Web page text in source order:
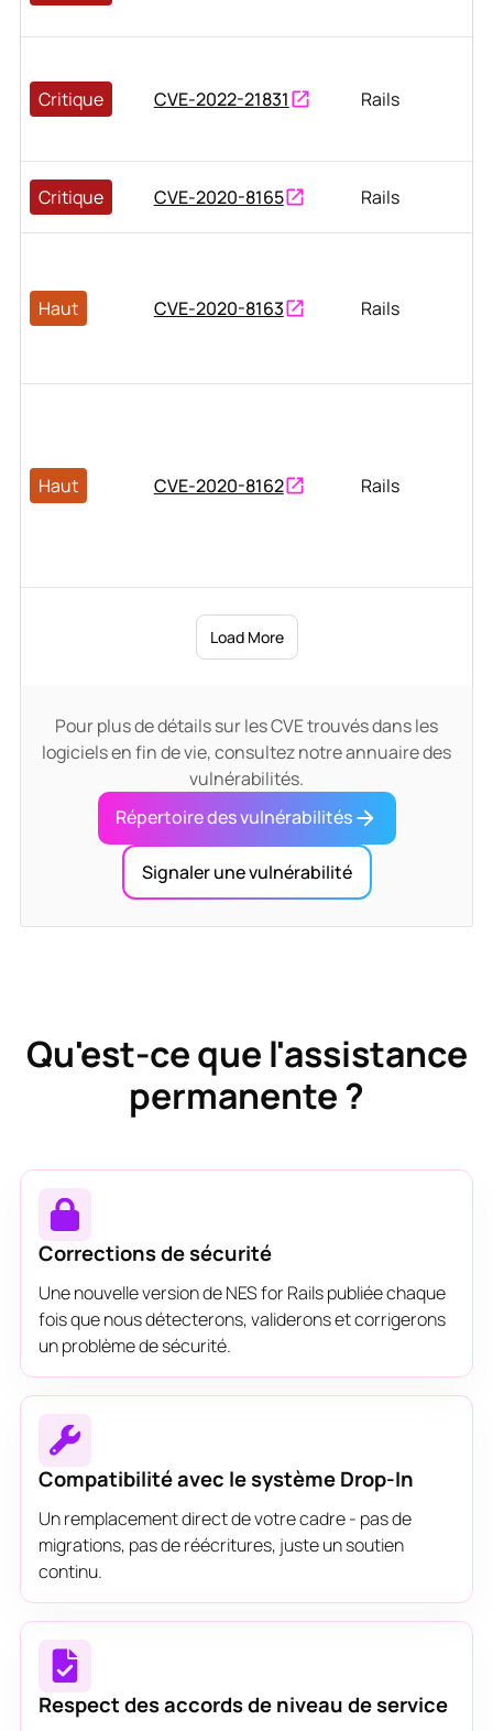
Critique CVE-2022-21831 Rails
Critique CVE-2020-8165 Rails
Haut CVE-2020-8163 Rails
Haut CVE-2020-8162 Rails
Load More
Pour plus de détails sur les CVE trouvés dans les
logiciels en fin de vie, consultez notre annuaire des
vulnérabilités.
Répertoire des vulnérabilités
Signaler une vulnérabilité
Qu'est-ce que l'assistance
permanente ?
Corrections de sécurité
Une nouvelle version de NES for Rails publiée chaque
fois que nous détecterons, validerons et corrigerons
un problème de sécurité.
Compatibilité avec le système Drop-In
Un remplacement direct de votre cadre - pas de
migrations, pas de réécritures, juste un soutien
continu.
Respect des accords de niveau de service